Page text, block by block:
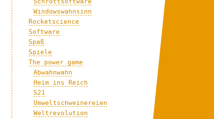
Windowswahnsinn
Rocketscience
Software
Spaß
Spiele
The power game
Abwahnwahn
Heim ins Reich
S21
Umweltschweinereien
Weltrevolution